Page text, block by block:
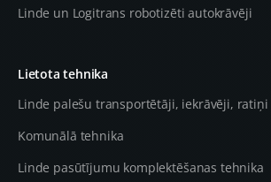
Linde un Logitrans robotizēti autokrāvēji
Lietota tehnika
Linde palešu transportētāji, iekrāvēji, ratiņi
Komunālā tehnika
Linde pasūtījumu komplektēšanas tehnika